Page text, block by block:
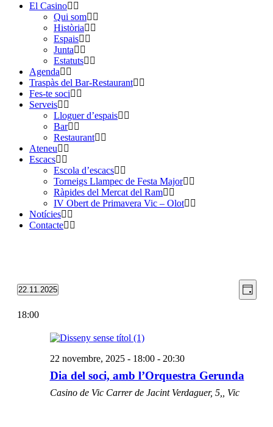
El Casino
Qui som
Història
Espais
Junta
Estatuts
Agenda
Traspàs del Bar-Restaurant
Fes-te soci
Serveis
Lloguer d’espais
Bar
Restaurant
Ateneu
Escacs
Escola d’escacs
Torneigs Llampec de Festa Major
Ràpides del Mercat del Ram
IV Obert de Primavera Vic – Olot
Notícies
Contacte
dede
Day
22.11.2025
una
18:00
22 novembre, 2025 - 18:00- 20:30
Dia del soci, amb l’Orquestra Gerunda
Casino de Vic Carrer de Jacint Verdaguer, 5,, Vic